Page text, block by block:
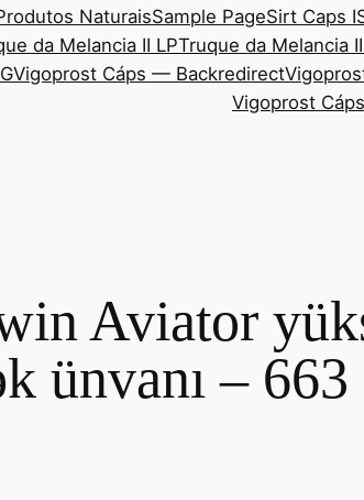
NaturaisSample PageSirt Caps I
da Melancia II LPTruque da Melancia
Vigoprost Cáps — Backredirect
Vigoprost
Aviator
ünvanı – 663